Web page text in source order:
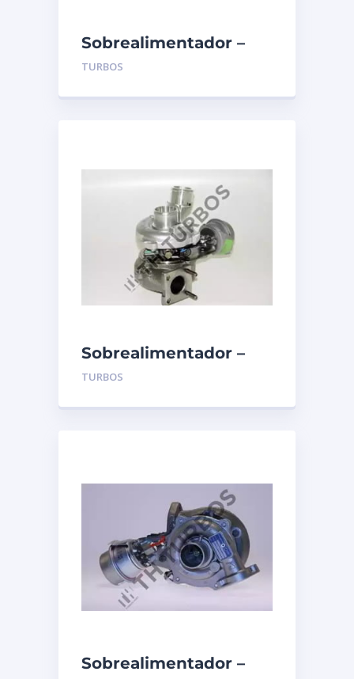
Sobrealimentador –
TURBO’S HOET –
TURBOS
Sobrealimentador –
TURBO’S HOET –
TURBOS
Sobrealimentador –